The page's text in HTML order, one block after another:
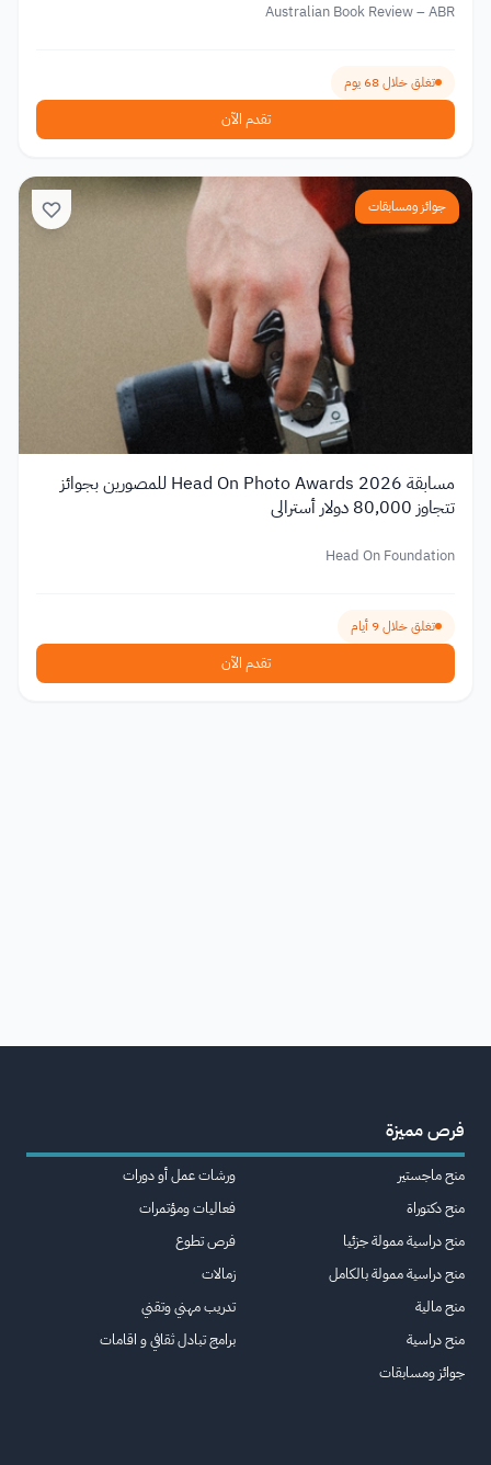
Australian Book Review – ABR
تغلق خلال 68 يوم
تقدم الآن
جوائز ومسابقات
مسابقة Head On Photo Awards 2026 للمصورين بجوائز
تتجاوز 80,000 دولار أسترالي
Head On Foundation
تغلق خلال 9 أيام
تقدم الآن
فرص مميزة
منح ماجستير
منح دكتوراة
منح دراسية ممولة جزئيا
منح دراسية ممولة بالكامل
منح مالية
منح دراسية
جوائز ومسابقات
ورشات عمل أو دورات
فعاليات ومؤتمرات
فرص تطوع
زمالات
تدريب مهني وتقني
برامج تبادل ثقافي و اقامات